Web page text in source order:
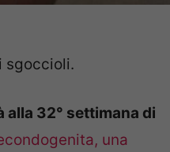
sgoccioli.
alla 32° settimana di
una